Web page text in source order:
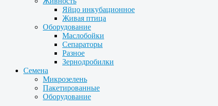
Яйцо инкубационное
Живая птица
Оборудование
Маслобойки
Сепараторы
Разное
Зернодробилки
Семена
Микрозелень
Пакетированные
Оборудование